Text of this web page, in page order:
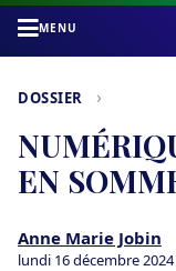
MENU
DOSSIER ›
EN
Anne Marie Jobin
lundi 16 décembre